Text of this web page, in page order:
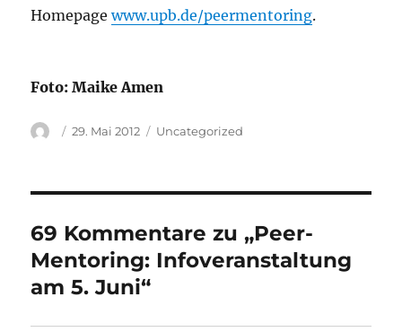
Homepagewww.upb.de/peermentoring.
Foto: Maike Amen
Autor
Veröffentlicht
29. Mai 2012 Kategorien
Uncategorized
69 Kommentare zu „Peer-
Mentoring: Infoveranstaltung
am 5. Juni“